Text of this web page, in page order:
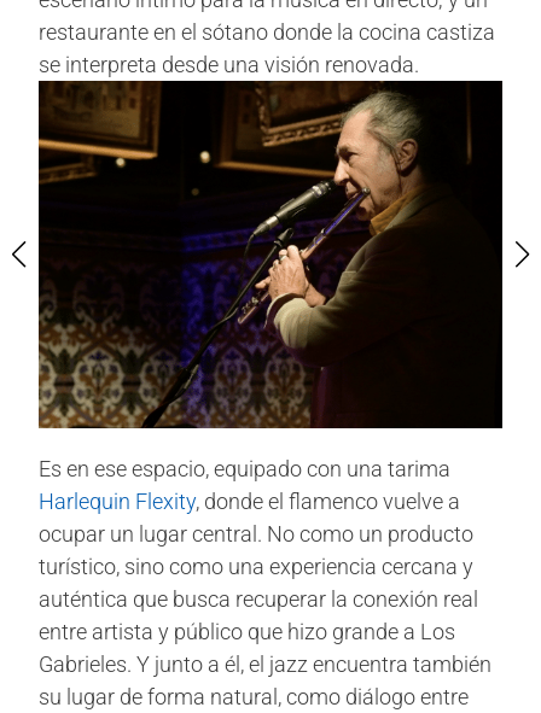
restaurante en el sótano donde la cocina castiza
se interpreta desde una visión renovada.
Es en ese espacio, equipado con una tarima
Harlequin Flexity, donde el flamenco vuelve a
ocupar un lugar central. No como un producto
turístico, sino como una experiencia cercana y
auténtica que busca recuperar la conexión real
entre artista y público que hizo grande a Los
Gabrieles. Y junto a él, el jazz encuentra también
su lugar de forma natural, como diálogo entre